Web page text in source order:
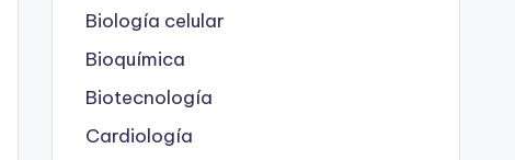
Biología celular
Bioquímica
Biotecnología
Cardiología